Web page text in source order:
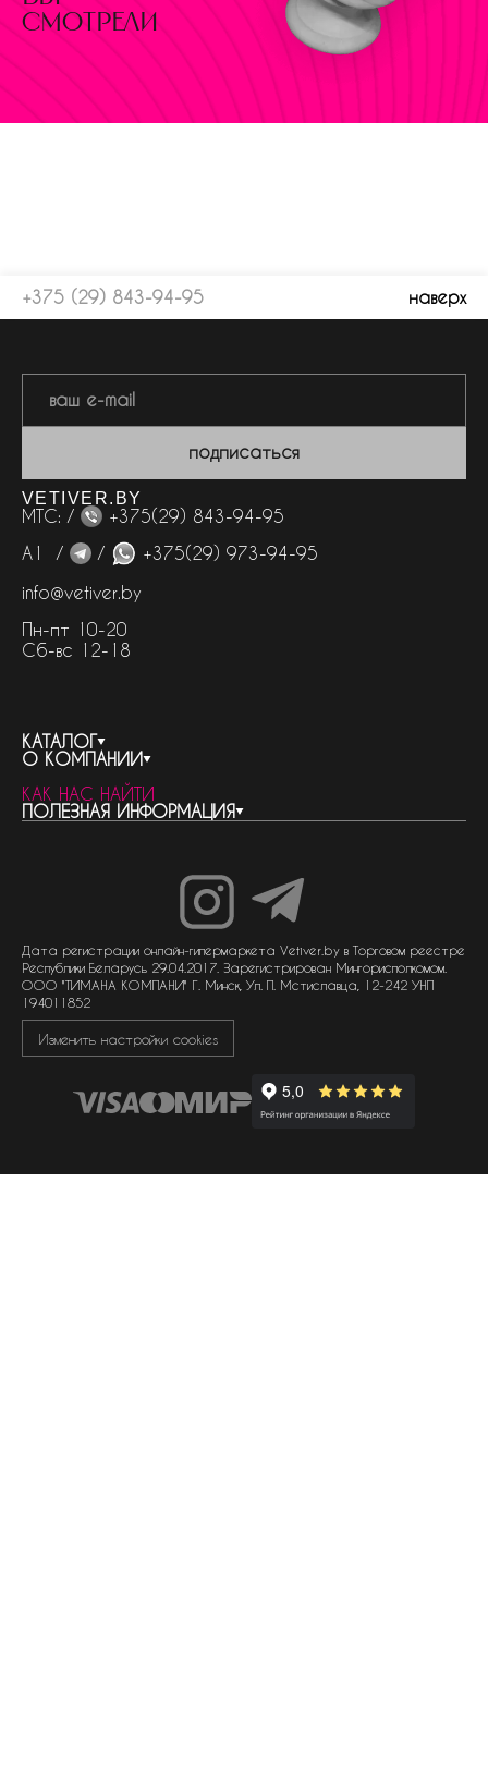
смотрели
+375 (29) 843-94-95 наверх
подписаться
VETIVER.BY
МТС: /
+375(29) 843-94-95
А1 /
/
+375(29) 973-94-95
info@vetiver.by
Пн-пт 10-20
Сб-вс 12-18
КАТАЛОГ
весь каталог
бренды
женская парфюмерия
мужская парфюмерия
унисекс парфюмерия
О КОМПАНИИ
контакты
о компании
доставка и оплата
КАК НАС НАЙТИ
ПОЛЕЗНАЯ ИНФОРМАЦИЯ
как совершить покупку
политика обработки персональных данных
политика обработки файлов cookie
Дата регистрации онлайн-гипермаркета Vetiver.by в Торговом реестре
Республики Беларусь 29.04.2017. Зарегистрирован Мингорисполкомом.
ООО "ТИМАНА КОМПАНИ" Г. Минск, Ул. П. Мстиславца, 12-242 УНП
194011852
Изменить настройки cookies